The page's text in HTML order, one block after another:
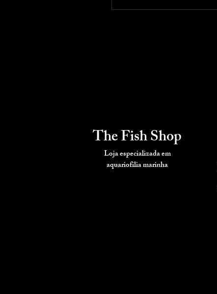
The Fish Shop
Loja especializada em
aquariofiliamarinha